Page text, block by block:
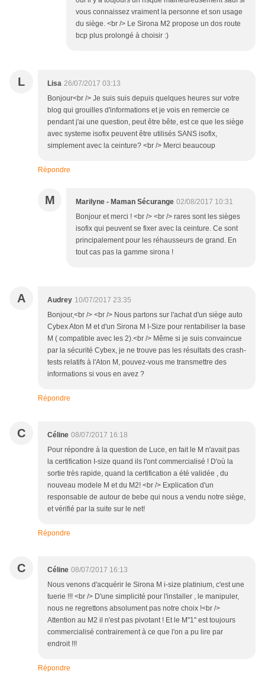
vous connaissez vraiment la personne et son usage
du siège. <br /> Le Sirona M2 propose un dos route
bcp plus prolongé à choisir :)
L Lisa 26/07/2017 03:13
Bonjour<br /> Je suis suis depuis quelques heures sur votre
blog qui grouilles d'informations et je vois en remercie ce
pendant j'ai une question, peut être bête, est ce que les siège
avec systeme isofix peuvent être utilisés SANS isofix,
simplement avec la ceinture? <br /> Merci beaucoup
Répondre
M Marilyne - Maman Sécurange 02/08/2017 10:31
Bonjour et merci ! <br /> <br /> rares sont les sièges
isofix qui peuvent se fixer avec la ceinture. Ce sont
principalement pour les réhausseurs de grand. En
tout cas pas la gamme sirona !
A Audrey 10/07/2017 23:35
Bonjour,<br /> <br /> Nous partons sur l'achat d'un siège auto
Cybex Aton M et d'un Sirona M I-Size pour rentabiliser la base
M ( compatible avec les 2).<br /> Même si je suis convaincue
par la sécurité Cybex, je ne trouve pas les résultats des crash-
tests relatifs à l'Aton M, pouvez-vous me transmettre des
informations si vous en avez ?
Répondre
C Céline 08/07/2017 16:18
Pour répondre à la question de Luce, en fait le M n'avait pas
la certification I-size quand ils l'ont commercialisé ! D'où la
sortie très rapide, quand la certification a été validée , du
nouveau modele M et du M2! <br /> Explication d'un
responsable de autour de bebe qui nous a vendu notre siège,
et vérifié par la suite sur le net!
Répondre
C Céline 08/07/2017 16:13
Nous venons d'acquérir le Sirona M i-size platinium, c'est une
tuerie !!! <br /> D'une simplicité pour l'installer , le manipuler,
nous ne regrettons absolument pas notre choix !<br />
Attention au M2 il n'est pas pivotant ! Et le M"1" est toujours
commercialisé contrairement à ce que l'on a pu lire par
endroit !!!
Répondre